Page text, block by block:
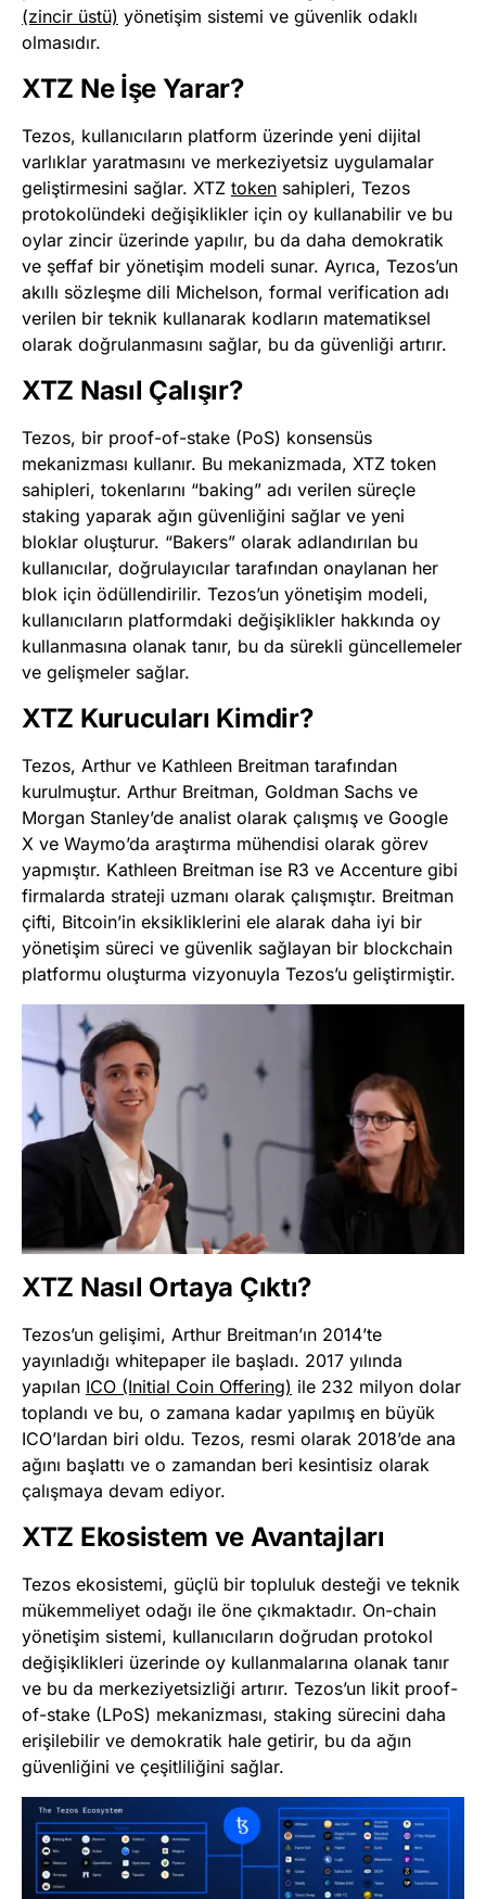
(zincir üstü) yönetişim sistemi ve güvenlik odaklı
olmasıdır​​.
XTZ Ne İşe Yarar?
Tezos, kullanıcıların platform üzerinde yeni dijital
varlıklar yaratmasını ve merkeziyetsiz uygulamalar
geliştirmesini sağlar. XTZ token sahipleri, Tezos
protokolündeki değişiklikler için oy kullanabilir ve bu
oylar zincir üzerinde yapılır, bu da daha demokratik
ve şeffaf bir yönetişim modeli sunar​​. Ayrıca, Tezos’un
akıllı sözleşme dili Michelson, formal verification adı
verilen bir teknik kullanarak kodların matematiksel
olarak doğrulanmasını sağlar, bu da güvenliği artırır​​.
XTZ Nasıl Çalışır?
Tezos, bir proof-of-stake (PoS) konsensüs
mekanizması kullanır. Bu mekanizmada, XTZ token
sahipleri, tokenlarını “baking” adı verilen süreçle
staking yaparak ağın güvenliğini sağlar ve yeni
bloklar oluşturur. “Bakers” olarak adlandırılan bu
kullanıcılar, doğrulayıcılar tarafından onaylanan her
blok için ödüllendirilir​​. Tezos’un yönetişim modeli,
kullanıcıların platformdaki değişiklikler hakkında oy
kullanmasına olanak tanır, bu da sürekli güncellemeler
ve gelişmeler sağlar​​.
XTZ Kurucuları Kimdir?
Tezos, Arthur ve Kathleen Breitman tarafından
kurulmuştur. Arthur Breitman, Goldman Sachs ve
Morgan Stanley’de analist olarak çalışmış ve Google
X ve Waymo’da araştırma mühendisi olarak görev
yapmıştır. Kathleen Breitman ise R3 ve Accenture gibi
firmalarda strateji uzmanı olarak çalışmıştır​​. Breitman
çifti, Bitcoin’in eksikliklerini ele alarak daha iyi bir
yönetişim süreci ve güvenlik sağlayan bir blockchain
platformu oluşturma vizyonuyla Tezos’u geliştirmiştir​​.
XTZ Nasıl Ortaya Çıktı?
Tezos’un gelişimi, Arthur Breitman’ın 2014’te
yayınladığı whitepaper ile başladı. 2017 yılında
yapılan ICO (Initial Coin Offering) ile 232 milyon dolar
toplandı ve bu, o zamana kadar yapılmış en büyük
ICO’lardan biri oldu​​. Tezos, resmi olarak 2018’de ana
ağını başlattı ve o zamandan beri kesintisiz olarak
çalışmaya devam ediyor​​.
XTZ Ekosistem ve Avantajları
Tezos ekosistemi, güçlü bir topluluk desteği ve teknik
mükemmeliyet odağı ile öne çıkmaktadır. On-chain
yönetişim sistemi, kullanıcıların doğrudan protokol
değişiklikleri üzerinde oy kullanmalarına olanak tanır
ve bu da merkeziyetsizliği artırır​​. Tezos’un likit proof-
of-stake (LPoS) mekanizması, staking sürecini daha
erişilebilir ve demokratik hale getirir, bu da ağın
güvenliğini ve çeşitliliğini sağlar​​.